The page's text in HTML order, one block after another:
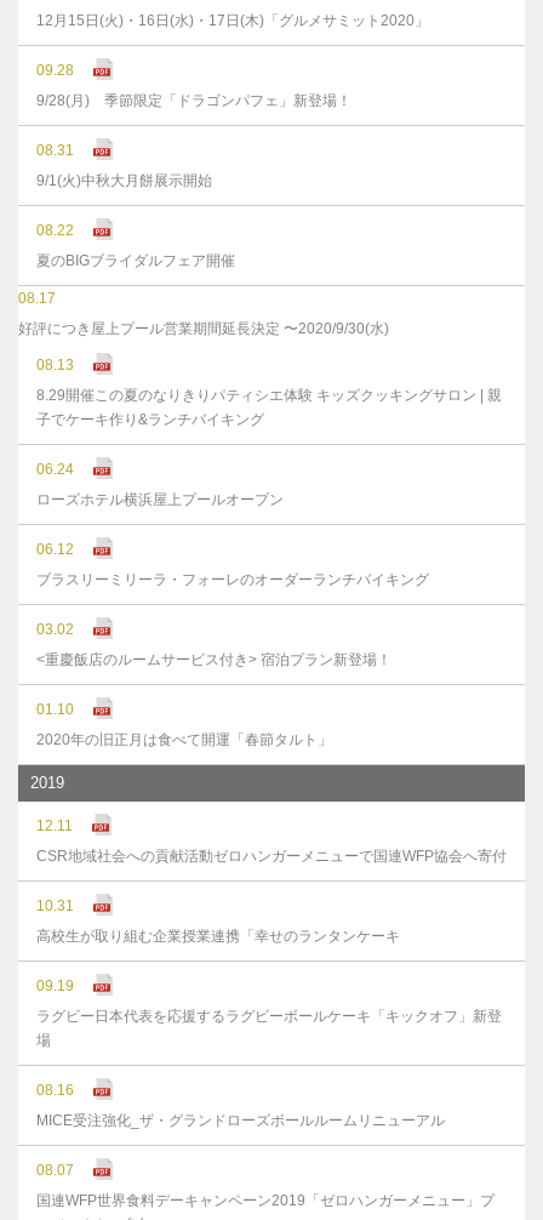
12月15日(火)・16日(水)・17日(木)「グルメサミット2020」
09.28
9/28(月) 季節限定「ドラゴンパフェ」新登場！
08.31
9/1(火)中秋大月餅展示開始
08.22
夏のBIGブライダルフェア開催
08.17
好評につき屋上プール営業期間延長決定 〜2020/9/30(水)
08.13
8.29開催この夏のなりきりパティシエ体験 キッズクッキングサロン | 親
子でケーキ作り&ランチバイキング
06.24
ローズホテル横浜屋上プールオープン
06.12
ブラスリーミリーラ・フォーレのオーダーランチバイキング
03.02
<重慶飯店のルームサービス付き> 宿泊プラン新登場！
01.10
2020年の旧正月は食べて開運「春節タルト」
2019
12.11
CSR地域社会への貢献活動ゼロハンガーメニューで国連WFP協会へ寄付
10.31
高校生が取り組む企業授業連携「幸せのランタンケーキ
09.19
ラグビー日本代表を応援するラグビーボールケーキ「キックオフ」新登
場
08.16
MICE受注強化_ザ・グランドローズボールルームリニューアル
08.07
国連WFP世界食料デーキャンペーン2019「ゼロハンガーメニュー」プ